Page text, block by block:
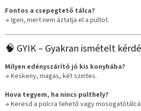
Fontos a csepegtető tálca?
→ Igen, mert nem áztatja el a pultot.
🧠 GYIK – Gyakran ismételt
Milyen edényszárító jó kis konyhába?
→ Keskeny, magas, két szintes.
Hova tegyem, ha nincs pulthely?
→ Keresd a polcra tehető vagy